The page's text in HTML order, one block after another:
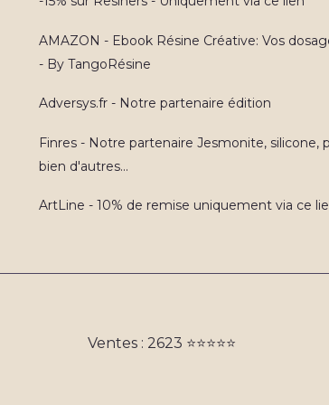
AMAZON - Ebook Résine Créative: Vos
- By TangoRésine
Adversys.fr - Notre partenaire édition
Finres - Notre partenaire Jesmonite, silicone,
bien d'autres...
ArtLine - 10% de remise uniquement via ce
Ventes : 2623 ⭐️⭐️⭐️⭐️⭐️